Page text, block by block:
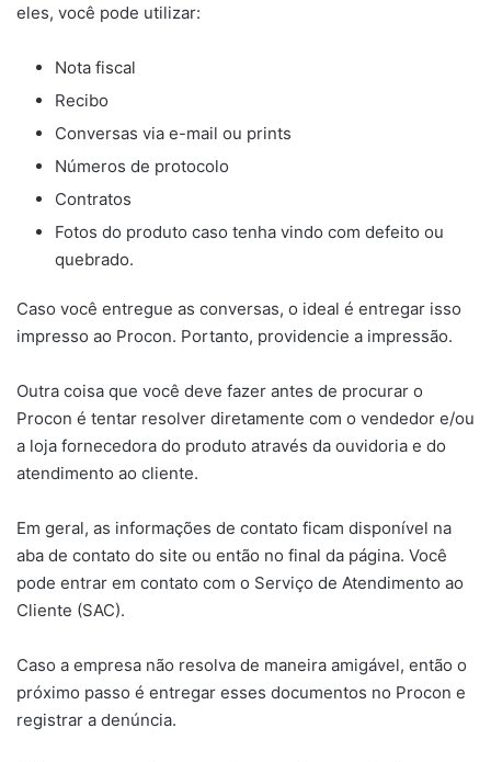
eles, você pode utilizar:
Nota fiscal
Recibo
Conversas via e-mail ou prints
Números de protocolo
Contratos
Fotos do produto caso tenha vindo com defeito ou
quebrado.
Caso você entregue as conversas, o ideal é entregar isso
impresso ao Procon. Portanto, providencie a impressão.
Outra coisa que você deve fazer antes de procurar o
Procon é tentar resolver diretamente com o vendedor e/ou
a loja fornecedora do produto através da ouvidoria e do
atendimento ao cliente.
Em geral, as informações de contato ficam disponível na
aba de contato do site ou então no final da página. Você
pode entrar em contato com o Serviço de Atendimento ao
Cliente (SAC).
Caso a empresa não resolva de maneira amigável, então o
próximo passo é entregar esses documentos no Procon e
registrar a denúncia.